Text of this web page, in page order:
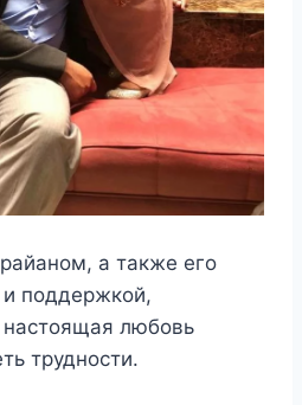
а также его
и поддержкой,
любовь
трудности.